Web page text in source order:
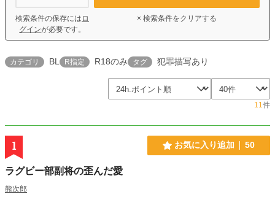
検索条件の保存には ロ
グインが必要です。
× 検索条件をクリアする
カテゴリ BL R指定 R18のみ タグ 犯罪描写あり
11件
1 お気に入り追加 50
ラグビー部副将の歪んだ愛
熊次郎